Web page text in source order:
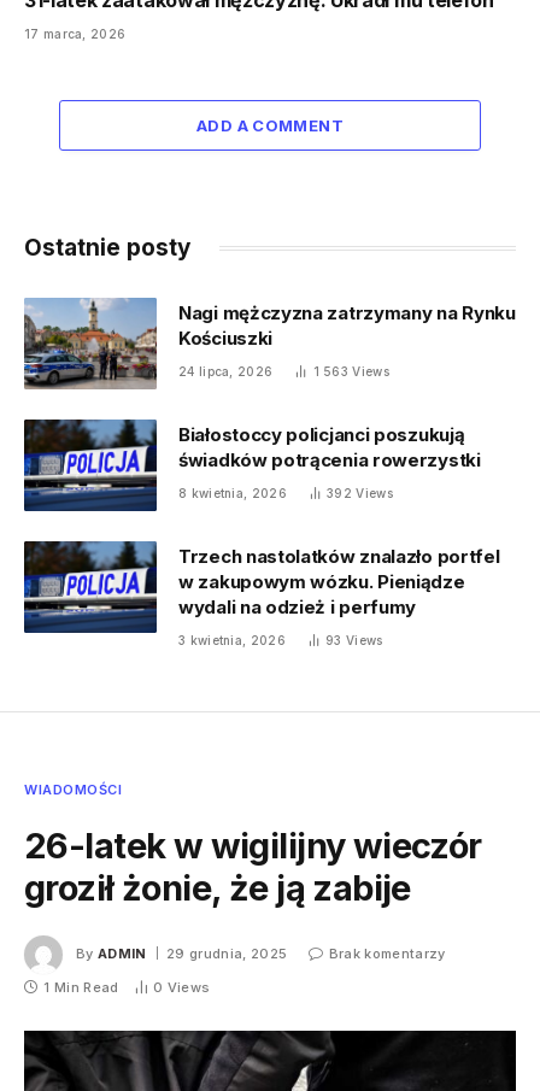
17 marca, 2026
ADD A COMMENT
Ostatnie posty
Nagi mężczyzna zatrzymany na Rynku
Kościuszki
24 lipca, 2026 1 563Views
Białostoccy policjanci poszukują
świadków potrącenia rowerzystki
8 kwietnia, 2026 392Views
Trzech nastolatków znalazło portfel
w zakupowym wózku. Pieniądze
wydali na odzież i perfumy
3 kwietnia, 2026 93Views
WIADOMOŚCI
26-latek w wigilijny wieczór
groził żonie, że ją zabije
By ADMIN 29 grudnia, 2025
Brak komentarzy
1 Min Read
0 Views